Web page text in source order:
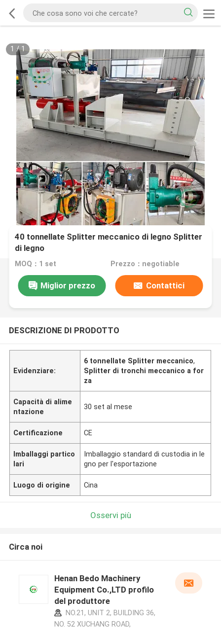
1 /1
40 tonnellate Splitter meccanico di legno Splitter
di legno
MOQ：1 set Prezzo：negotiable
Miglior prezzo Contattici
DESCRIZIONE DI PRODOTTO
Evidenziare:
6 tonnellate Splitter meccanico,
Splitter di tronchi meccanico a for
za
Capacità di alime
ntazione
30 set al mese
Certificazione CE
Imballaggi partico
lari
Imballaggio standard di custodia in le
gno per l'esportazione
Luogo di origine Cina
Osservi più
Circa noi
Henan Bedo Machinery
Equipment Co.,LTD profilo
del produttore
NO.21, UNIT 2, BUILDING 36,
NO. 52 XUCHANG ROAD,